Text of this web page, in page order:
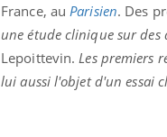
France, au Parisien. Des
une étude clinique sur des
Lepoittevin. Les premiers
lui aussi l'objet d'un essai